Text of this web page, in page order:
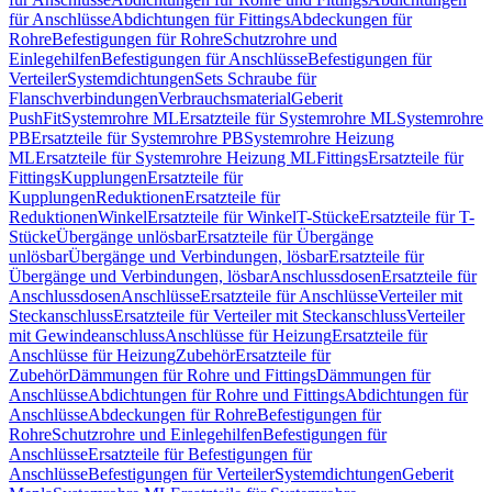
für AnschlüsseAbdichtungen für FittingsAbdeckungen für
RohreBefestigungen für RohreSchutzrohre und
EinlegehilfenBefestigungen für AnschlüsseBefestigungen für
VerteilerSystemdichtungenSets Schraube für
FlanschverbindungenVerbrauchsmaterialGeberit
PushFitSystemrohre MLErsatzteile für Systemrohre MLSystemrohre
PBErsatzteile für Systemrohre PBSystemrohre Heizung
MLErsatzteile für Systemrohre Heizung MLFittingsErsatzteile für
FittingsKupplungenErsatzteile für
KupplungenReduktionenErsatzteile für
ReduktionenWinkelErsatzteile für WinkelT-StückeErsatzteile für T-
StückeÜbergänge unlösbarErsatzteile für Übergänge
unlösbarÜbergänge und Verbindungen, lösbarErsatzteile für
Übergänge und Verbindungen, lösbarAnschlussdosenErsatzteile für
AnschlussdosenAnschlüsseErsatzteile für AnschlüsseVerteiler mit
SteckanschlussErsatzteile für Verteiler mit SteckanschlussVerteiler
mit GewindeanschlussAnschlüsse für HeizungErsatzteile für
Anschlüsse für HeizungZubehörErsatzteile für
ZubehörDämmungen für Rohre und FittingsDämmungen für
AnschlüsseAbdichtungen für Rohre und FittingsAbdichtungen für
AnschlüsseAbdeckungen für RohreBefestigungen für
RohreSchutzrohre und EinlegehilfenBefestigungen für
AnschlüsseErsatzteile für Befestigungen für
AnschlüsseBefestigungen für VerteilerSystemdichtungenGeberit